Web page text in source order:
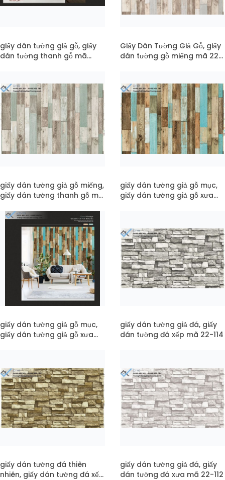
giấy dán tường giả gỗ, giấy
dán tường thanh gỗ mã
Giấy Dán Tường Giả Gỗ, giấy
dán tường gỗ miếng mã 22-
giấy dán tường giả gỗ miếng,
giấy dán tường thanh gỗ mã
giấy dán tường giả gỗ mục,
giấy dán tường giả gỗ xưa
giấy dán tường giả gỗ mục,
giấy dán tường giả gỗ xưa
giấy dán tường giả đá, giấy
dán tường đá xếp mã 22-114
giấy dán tường đá thiên
nhiên, giấy dán tường đá xếp
giấy dán tường giả đá, giấy
dán tường đá xưa mã 22-112